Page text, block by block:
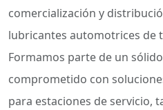
comercialización y
lubricantes automotrices de
Formamos parte de un
comprometido con
para estaciones de servicio,